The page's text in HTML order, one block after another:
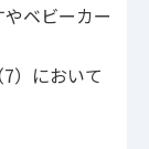
ベビーカー
）において